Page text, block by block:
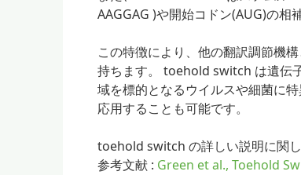
AAGGAG )や開始コドン(AUG)の相
この特徴により、他の翻訳調節機
持ちます。 toehold switch は遺伝
域を標的となるウイルスや細菌に
応用することも可能です。
toehold switch の詳しい説明に関
参考文献 : Green et al., Toehold